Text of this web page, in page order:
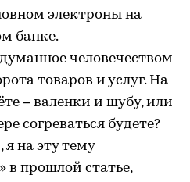
электроны на
банке.
человечеством
товаров и услуг. На
– валенки и шубу, или
согреваться будете?
на эту тему
в прошлой статье,